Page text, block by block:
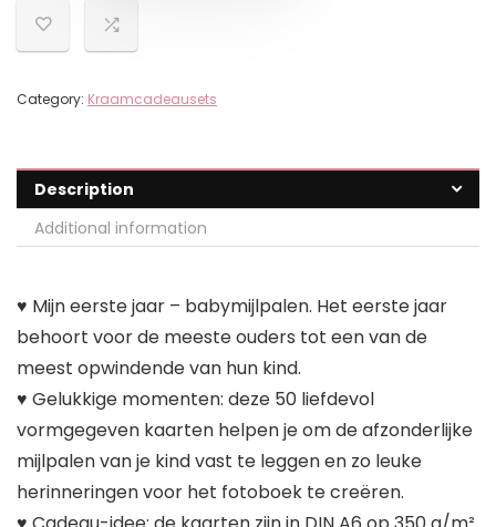
Category: Kraamcadeausets
Description
Additional information
♥ Mijn eerste jaar – babymijlpalen. Het eerste jaar
behoort voor de meeste ouders tot een van de
meest opwindende van hun kind.
♥ Gelukkige momenten: deze 50 liefdevol
vormgegeven kaarten helpen je om de afzonderlijke
mijlpalen van je kind vast te leggen en zo leuke
herinneringen voor het fotoboek te creëren.